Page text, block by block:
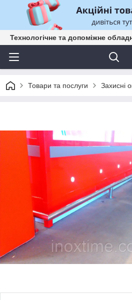
Технологічне та допоміжне
Товари та послуги Захисні